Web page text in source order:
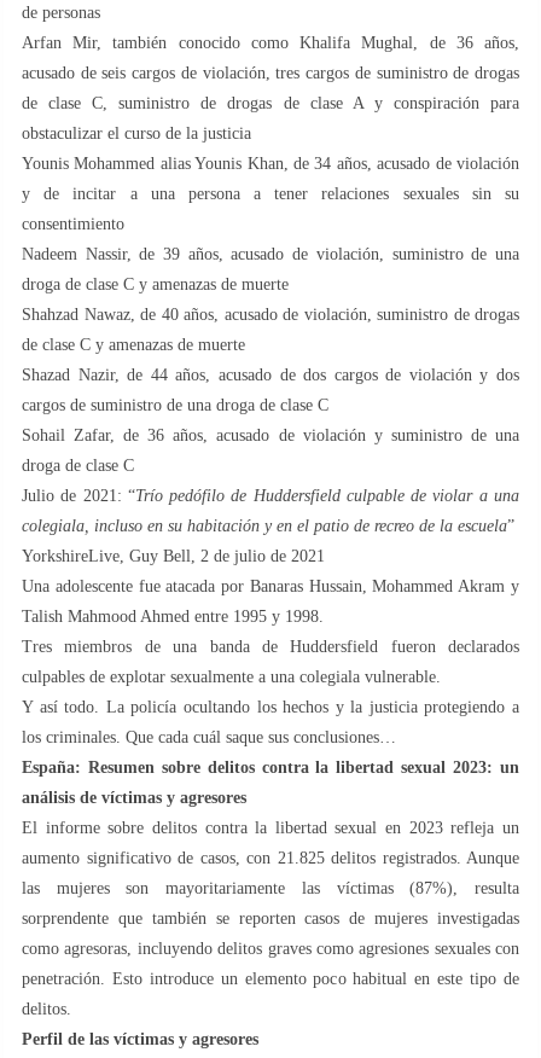
de personas
Arfan Mir, también conocido como Khalifa Mughal, de 36 años,
acusado de seis cargos de violación, tres cargos de suministro de drogas
de clase C, suministro de drogas de clase A y conspiración para
obstaculizar el curso de la justicia
Younis Mohammed alias Younis Khan, de 34 años, acusado de violación
y de incitar a una persona a tener relaciones sexuales sin su
consentimiento
Nadeem Nassir, de 39 años, acusado de violación, suministro de una
droga de clase C y amenazas de muerte
Shahzad Nawaz, de 40 años, acusado de violación, suministro de drogas
de clase C y amenazas de muerte
Shazad Nazir, de 44 años, acusado de dos cargos de violación y dos
cargos de suministro de una droga de clase C
Sohail Zafar, de 36 años, acusado de violación y suministro de una
droga de clase C
Julio de 2021: “Trío pedófilo de Huddersfield culpable de violar a una
colegiala, incluso en su habitación y en el patio de recreo de la escuela”
YorkshireLive, Guy Bell, 2 de julio de 2021
Una adolescente fue atacada por Banaras Hussain, Mohammed Akram y
Talish Mahmood Ahmed entre 1995 y 1998.
Tres miembros de una banda de Huddersfield fueron declarados
culpables de explotar sexualmente a una colegiala vulnerable.
Y así todo. La policía ocultando los hechos y la justicia protegiendo a
los criminales. Que cada cuál saque sus conclusiones…
España: Resumen sobre delitos contra la libertad sexual 2023: un
análisis de víctimas y agresores
El informe sobre delitos contra la libertad sexual en 2023 refleja un
aumento significativo de casos, con 21.825 delitos registrados. Aunque
las mujeres son mayoritariamente las víctimas (87%), resulta
sorprendente que también se reporten casos de mujeres investigadas
como agresoras, incluyendo delitos graves como agresiones sexuales con
penetración. Esto introduce un elemento poco habitual en este tipo de
delitos.
Perfil de las víctimas y agresores